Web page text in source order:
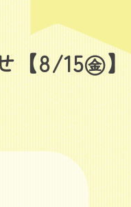
【8/15㊎】